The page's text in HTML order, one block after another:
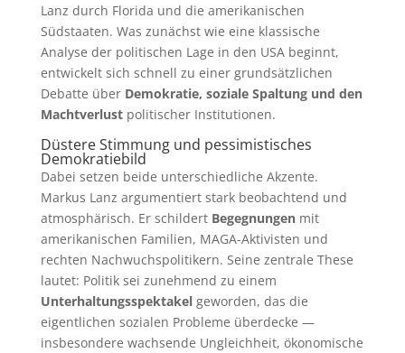
Lanz durch Florida und die amerikanischen
Südstaaten. Was zunächst wie eine klassische
Analyse der politischen Lage in den USA beginnt,
entwickelt sich schnell zu einer grundsätzlichen
Debatte über Demokratie, soziale Spaltung und den
Machtverlustpolitischer Institutionen.
Düstere Stimmung und pessimistisches
Demokratiebild
Dabei setzen beide unterschiedliche Akzente.
Markus Lanz argumentiert stark beobachtend und
atmosphärisch. Er schildert Begegnungenmit
amerikanischen Familien, MAGA-Aktivisten und
rechten Nachwuchspolitikern. Seine zentrale These
lautet: Politik sei zunehmend zu einem
Unterhaltungsspektakelgeworden, das die
eigentlichen sozialen Probleme überdecke —
insbesondere wachsende Ungleichheit, ökonomische